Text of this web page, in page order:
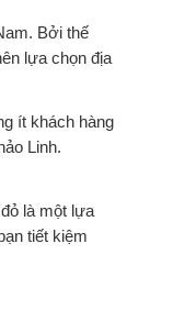
Bởi thế
lựa chọn địa
ít khách hàng
Linh.
là một lựa
tiết kiệm